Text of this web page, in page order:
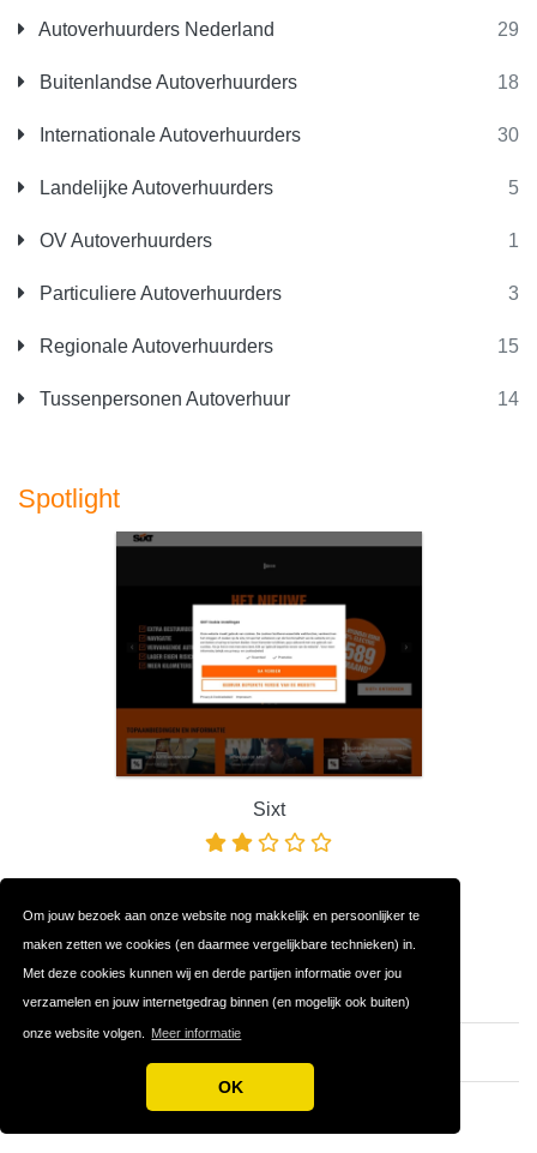
Om jouw bezoek aan onze website nog makkelijk en persoonlijker te
maken zetten we cookies (en daarmee vergelijkbare technieken) in.
Met deze cookies kunnen wij en derde partijen informatie over jou
verzamelen en jouw internetgedrag binnen (en mogelijk ook buiten)
onze website volgen. Meer informatie
OK
Autoverhuurders Nederland 29
Buitenlandse Autoverhuurders 18
Internationale Autoverhuurders 30
Landelijke Autoverhuurders 5
OV Autoverhuurders 1
Particuliere Autoverhuurders 3
Regionale Autoverhuurders 15
Tussenpersonen Autoverhuur 14
Spotlight
Sixt
Populaire Autoverhuurders
Alle Autoverhuurders